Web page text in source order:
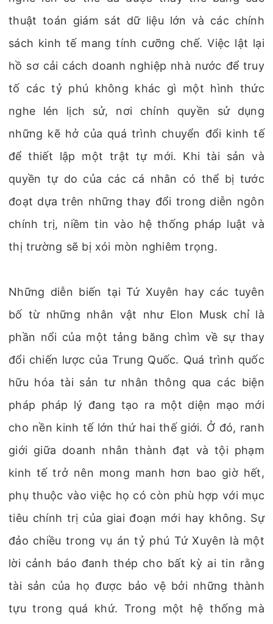
thuật toán giám sát dữ liệu lớn và các chính
sách kinh tế mang tính cưỡng chế. Việc lật lại
hồ sơ cải cách doanh nghiệp nhà nước để truy
tố các tỷ phú không khác gì một hình thức
nghe lén lịch sử, nơi chính quyền sử dụng
những kẽ hở của quá trình chuyển đổi kinh tế
để thiết lập một trật tự mới. Khi tài sản và
quyền tự do của các cá nhân có thể bị tước
đoạt dựa trên những thay đổi trong diễn ngôn
chính trị, niềm tin vào hệ thống pháp luật và
thị trường sẽ bị xói mòn nghiêm trọng.
Những diễn biến tại Tứ Xuyên hay các tuyên
bố từ những nhân vật như Elon Musk chỉ là
phần nổi của một tảng băng chìm về sự thay
đổi chiến lược của Trung Quốc. Quá trình quốc
hữu hóa tài sản tư nhân thông qua các biện
pháp pháp lý đang tạo ra một diện mạo mới
cho nền kinh tế lớn thứ hai thế giới. Ở đó, ranh
giới giữa doanh nhân thành đạt và tội phạm
kinh tế trở nên mong manh hơn bao giờ hết,
phụ thuộc vào việc họ có còn phù hợp với mục
tiêu chính trị của giai đoạn mới hay không. Sự
đảo chiều trong vụ án tỷ phú Tứ Xuyên là một
lời cảnh báo đanh thép cho bất kỳ ai tin rằng
tài sản của họ được bảo vệ bởi những thành
tựu trong quá khứ. Trong một hệ thống mà